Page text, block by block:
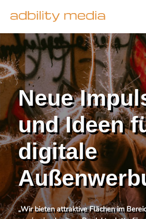
Neue
und Ideen
digitale
„Wir bieten attraktive Flächen im